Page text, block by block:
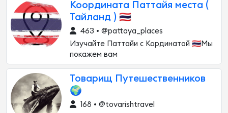
Координата Паттайя места (
Тайланд ) 🇹🇭
463 • @pattaya_places
Изучайте Паттайи с Кординатой 🇹🇭Мы
покажем вам
Товарищ Путешественников
🌍
168 • @tovarishtravel